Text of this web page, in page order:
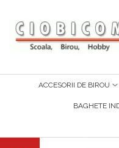
Accesorii de birou
Foarfeci Si Cuttere
Articole din hartie
Notes-Uri Adezive
ACCESORII DE BIROU
BAGHETE